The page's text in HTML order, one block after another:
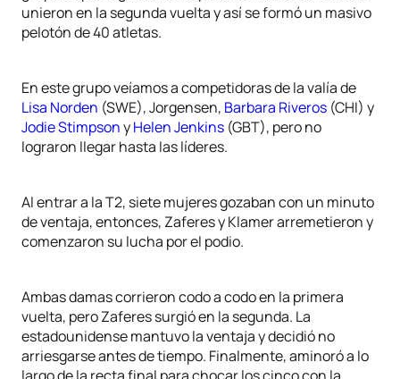
unieron en la segunda vuelta y así se formó un masivo
pelotón de 40 atletas.
En este grupo veíamos a competidoras de la valía de
Lisa Norden (SWE), Jorgensen, Barbara Riveros (CHI) y
Jodie StimpsonyHelen Jenkins (GBT), pero no
lograron llegar hasta las líderes.
Al entrar a la T2, siete mujeres gozaban con un minuto
de ventaja, entonces, Zaferes y Klamer arremetieron y
comenzaron su lucha por el podio.
Ambas damas corrieron codo a codo en la primera
vuelta, pero Zaferes surgió en la segunda. La
estadounidense mantuvo la ventaja y decidió no
arriesgarse antes de tiempo. Finalmente, aminoró a lo